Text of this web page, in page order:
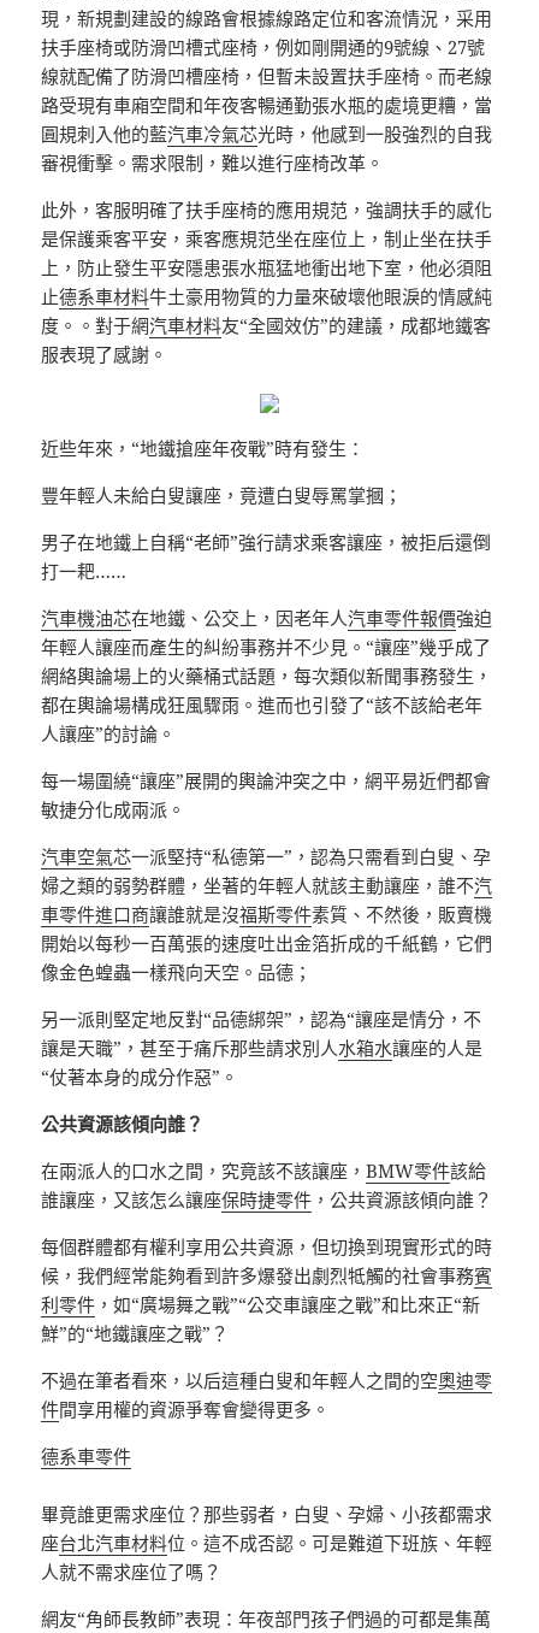
現，新規劃建設的線路會根據線路定位和客流情況，采用
扶手座椅或防滑凹槽式座椅，例如剛開通的9號線、27號
線就配備了防滑凹槽座椅，但暫未設置扶手座椅。而老線
路受現有車廂空間和年夜客暢通勤張水瓶的處境更糟，當
圓規刺入他的藍汽車冷氣芯光時，他感到一股強烈的自我
審視衝擊。需求限制，難以進行座椅改革。
此外，客服明確了扶手座椅的應用規范，強調扶手的感化
是保護乘客平安，乘客應規范坐在座位上，制止坐在扶手
上，防止發生平安隱患張水瓶猛地衝出地下室，他必須阻
止德系車材料牛土豪用物質的力量來破壞他眼淚的情感純
度。。對于網汽車材料友“全國效仿”的建議，成都地鐵客
服表現了感謝。
近些年來，“地鐵搶座年夜戰”時有發生：
豐年輕人未給白叟讓座，竟遭白叟辱罵掌摑；
男子在地鐵上自稱“老師”強行請求乘客讓座，被拒后還倒
打一耙……
汽車機油芯在地鐵、公交上，因老年人汽車零件報價強迫
年輕人讓座而產生的糾紛事務并不少見。“讓座”幾乎成了
網絡輿論場上的火藥桶式話題，每次類似新聞事務發生，
都在輿論場構成狂風驟雨。進而也引發了“該不該給老年
人讓座”的討論。
每一場圍繞“讓座”展開的輿論沖突之中，網平易近們都會
敏捷分化成兩派。
汽車空氣芯一派堅持“私德第一”，認為只需看到白叟、孕
婦之類的弱勢群體，坐著的年輕人就該主動讓座，誰不汽
車零件進口商讓誰就是沒福斯零件素質、不然後，販賣機
開始以每秒一百萬張的速度吐出金箔折成的千紙鶴，它們
像金色蝗蟲一樣飛向天空。品德；
另一派則堅定地反對“品德綁架”，認為“讓座是情分，不
讓是天職”，甚至于痛斥那些請求別人水箱水讓座的人是
“仗著本身的成分作惡”。
公共資源該傾向誰？
在兩派人的口水之間，究竟該不該讓座，BMW零件該給
誰讓座，又該怎么讓座保時捷零件 ，公共資源該傾向誰？
每個群體都有權利享用公共資源，但切換到現實形式的時
候，我們經常能夠看到許多爆發出劇烈牴觸的社會事務賓
利零件 ，如“廣場舞之戰”“公交車讓座之戰”和比來正“新
鮮”的“地鐵讓座之戰”？
不過在筆者看來，以后這種白叟和年輕人之間的空奧迪零
件間享用權的資源爭奪會變得更多。
德系車零件
畢竟誰更需求座位？那些弱者，白叟、孕婦、小孩都需求
座台北汽車材料位。這不成否認。可是難道下班族、年輕
人就不需求座位了嗎？
網友“角師長教師”表現：年夜部門孩子們過的可都是集萬